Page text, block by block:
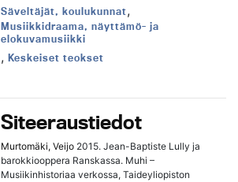
Teema:
Säveltäjät, koulukunnat,
Teema:
Musiikkidraama, näyttämö- ja
elokuvamusiikki
, Teema:
Keskeiset teokset
Siteeraustiedot
Murtomäki, Veijo 2015. Jean-Baptiste Lully ja
barokkiooppera Ranskassa. Muhi –
Musiikinhistoriaa verkossa, Taideyliopiston